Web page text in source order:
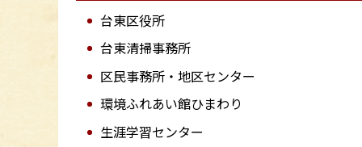
台東区役所
台東清掃事務所
区民事務所・地区センター
環境ふれあい館ひまわり
生涯学習センター